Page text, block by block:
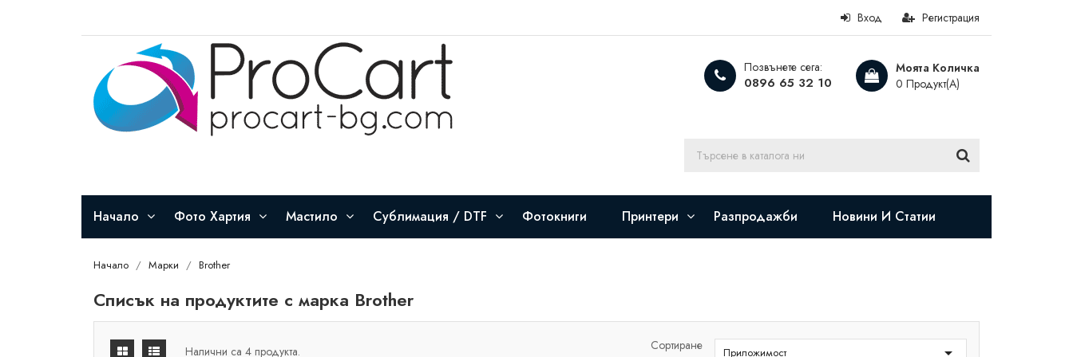
Регистрация
Вход
Моята Количка
0 Продукт(а)
Позвънете сега:
0896 65 32 10
Начало Фото Хартия Мастило Сублимация / DTF Фотокниги Принтери Разпродажби Новини И Статии
Начало Марки Brother
Списък на продуктите с марка Brother
Налични са 4 продукта.
Сортиране
Приложимост 